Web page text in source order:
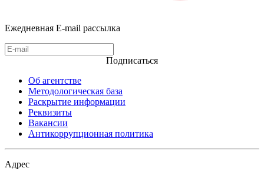
Ежедневная E-mail рассылка
Подписаться
Об агентстве
Методологическая база
Раскрытие информации
Реквизиты
Вакансии
Антикоррупционная политика
Адрес